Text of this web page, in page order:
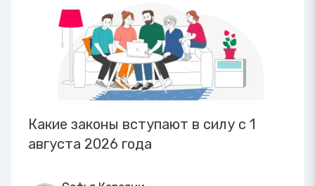
Какие законы вступают в силу с 1
августа 2026 года